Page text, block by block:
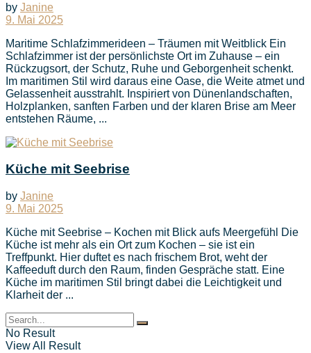
by Janine
9. Mai 2025
Maritime Schlafzimmerideen – Träumen mit Weitblick Ein
Schlafzimmer ist der persönlichste Ort im Zuhause – ein
Rückzugsort, der Schutz, Ruhe und Geborgenheit schenkt.
Im maritimen Stil wird daraus eine Oase, die Weite atmet und
Gelassenheit ausstrahlt. Inspiriert von Dünenlandschaften,
Holzplanken, sanften Farben und der klaren Brise am Meer
entstehen Räume, ...
Küche mit Seebrise
by Janine
9. Mai 2025
Küche mit Seebrise – Kochen mit Blick aufs Meergefühl Die
Küche ist mehr als ein Ort zum Kochen – sie ist ein
Treffpunkt. Hier duftet es nach frischem Brot, weht der
Kaffeeduft durch den Raum, finden Gespräche statt. Eine
Küche im maritimen Stil bringt dabei die Leichtigkeit und
Klarheit der ...
No Result
View All Result